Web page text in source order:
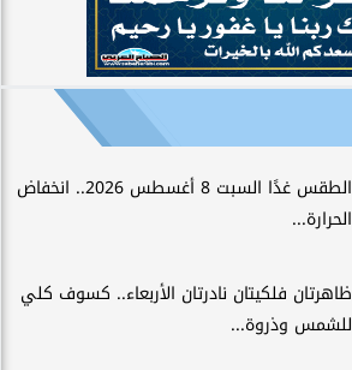
الطقس غدًا السبت 8 أغسطس 2026.. انخفاض
الحرارة...
ظاهرتان فلكيتان نادرتان الأربعاء.. كسوف كلي
للشمس وذروة...